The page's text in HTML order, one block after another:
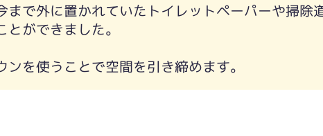
で外に置かれていたトイレットペーパーや掃除
ができました。
を使うことで空間を引き締めます。